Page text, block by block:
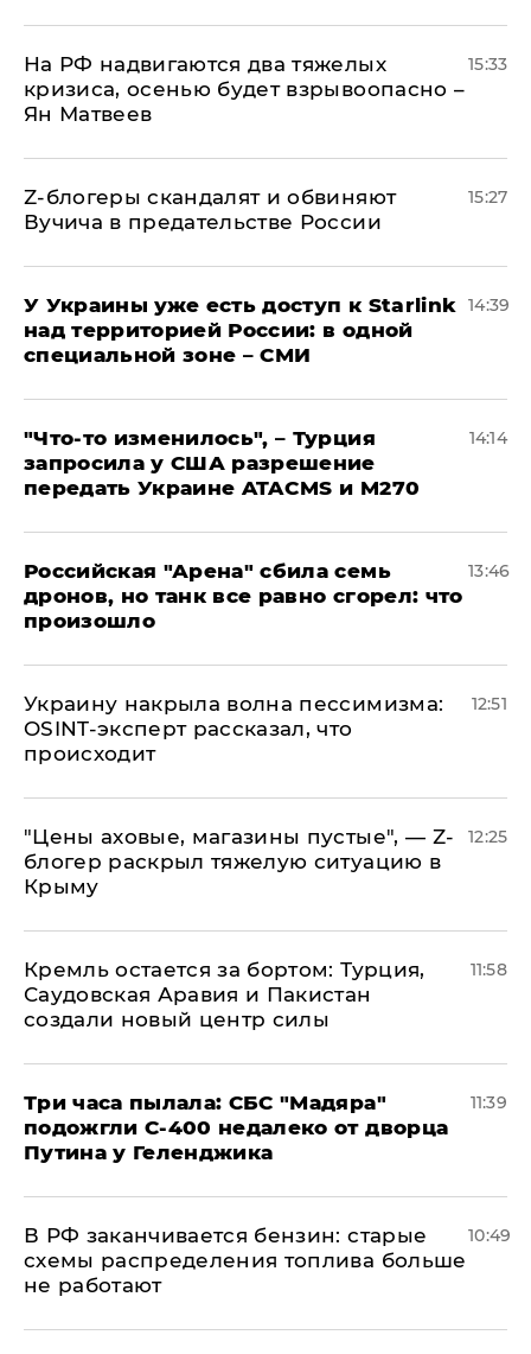
На РФ надвигаются два тяжелых
кризиса, осенью будет взрывоопасно –
Ян Матвеев
15:33
Z-блогеры скандалят и обвиняют
Вучича в предательстве России
15:27
У Украины уже есть доступ к Starlink
над территорией России: в одной
специальной зоне – СМИ
14:39
​"Что-то изменилось", – Турция
запросила у США разрешение
передать Украине ATACMS и M270
14:14
​Российская "Арена" сбила семь
дронов, но танк все равно сгорел: что
произошло
13:46
​Украину накрыла волна пессимизма:
OSINT-эксперт рассказал, что
происходит
12:51
​"Цены аховые, магазины пустые", — Z-
блогер раскрыл тяжелую ситуацию в
Крыму
12:25
​Кремль остается за бортом: Турция,
Саудовская Аравия и Пакистан
создали новый центр силы
11:58
Три часа пылала: СБС "Мадяра"
подожгли С-400 недалеко от дворца
Путина у Геленджика
11:39
​В РФ заканчивается бензин: старые
схемы распределения топлива больше
не работают
10:49